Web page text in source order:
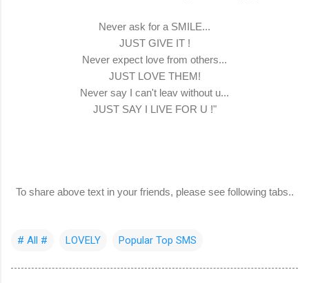
Never ask for a SMILE...
JUST GIVE IT !
Never expect love from others...
JUST LOVE THEM!
Never say I can't leav without u...
JUST SAY I LIVE FOR U !"
To share above text in your friends, please see following tabs..
# All # LOVELY Popular Top SMS